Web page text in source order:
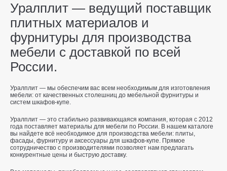
Уралплит — ведущий поставщик
плитных материалов и
фурнитуры для производства
мебели с доставкой по всей
России.
Уралплит — мы обеспечим вас всем необходимым для изготовления
мебели: от качественных столешниц до мебельной фурнитуры и
систем шкафов-купе.
Уралплит — это стабильно развивающаяся компания, которая с 2012
года поставляет материалы для мебели по России. В нашем каталоге
вы найдете всё необходимое для производства мебели: плиты,
фасады, фурнитуру и аксессуары для шкафов-купе. Прямое
сотрудничество с производителями позволяет нам предлагать
конкурентные цены и быструю доставку.